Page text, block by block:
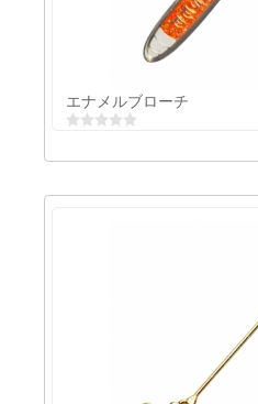
くりぬきに色エポ
エナメルブローチ